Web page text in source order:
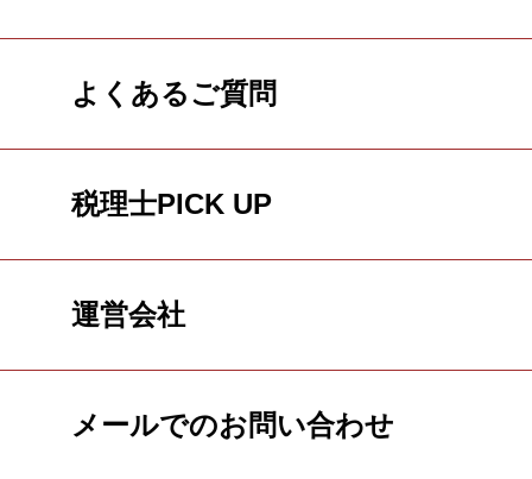
よくあるご質問
税理士PICK UP
運営会社
メールでのお問い合わせ